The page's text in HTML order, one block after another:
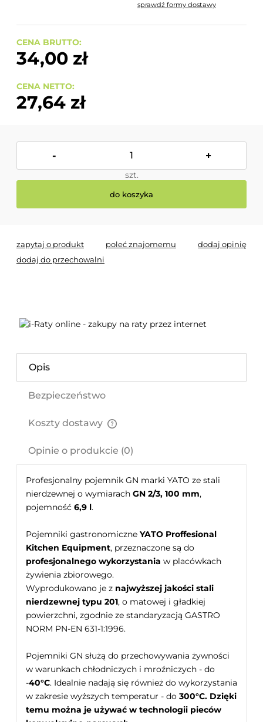
Cena nie zawiera ewentualnych kosztów płatności
sprawdź formy dostawy
CENA BRUTTO:
34,00 zł
CENA NETTO:
27,64 zł
- +
szt.
do koszyka
zapytaj o produkt poleć znajomemu
dodaj opinię
dodaj do przechowalni
Opis
Bezpieczeństwo
Koszty dostawy
Opinie o produkcie (0)
Profesjonalny pojemnik GN marki YATO ze stali
nierdzewnej o wymiarach GN 2/3, 100 mm,
pojemność 6,9 l.
Pojemniki gastronomiczne YATO Proffesional
Kitchen Equipment, przeznaczone są do
profesjonalnego wykorzystania w placówkach
żywienia zbiorowego.
Wyprodukowano je z najwyższej jakości stali
nierdzewnej typu 201, o matowej i gładkiej
powierzchni, zgodnie ze standaryzacją GASTRO
NORM PN-EN 631-1:1996.
Pojemniki GN służą do przechowywania żywności
w warunkach chłodniczych i mroźniczych - do
-40°C. Idealnie nadają się również do wykorzystania
w zakresie wyższych temperatur - do 300°C. Dzięki
temu można je używać w technologii pieców